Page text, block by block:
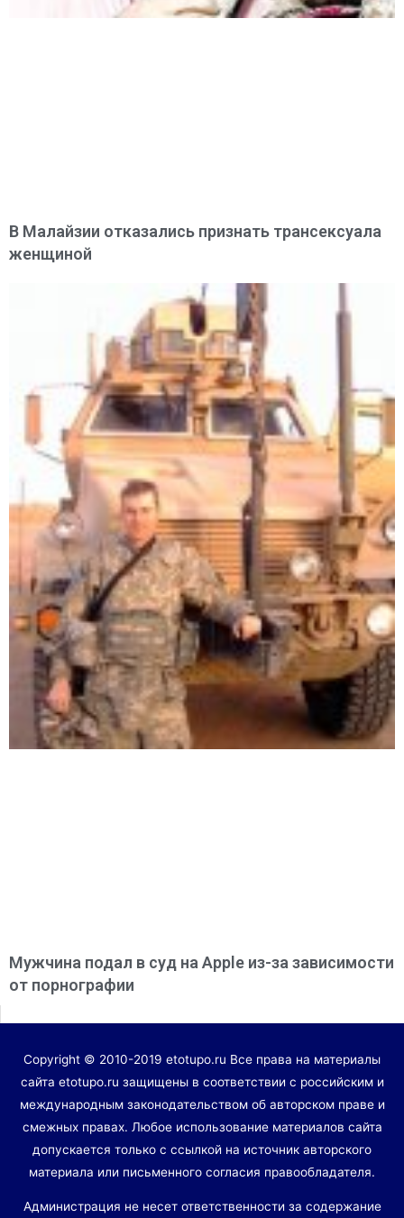
В Малайзии отказались признать трансексуала
женщиной
Мужчина подал в суд на Apple из-за зависимости
от порнографии
Copyright © 2010-2019 etotupo.ru Все права на материалы
сайта etotupo.ru защищены в соответствии с российским и
международным законодательством об авторском праве и
смежных правах. Любое использование материалов сайта
допускается только с ссылкой на источник авторского
материала или письменного согласия правообладателя.
Администрация не несет ответственности за содержание